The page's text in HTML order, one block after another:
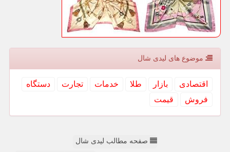
موضوع های لیدی شال
اقتصادی بازار طلا خدمات تجارت
دستگاه
فروش
قیمت
صفحه مطالب لیدی شال